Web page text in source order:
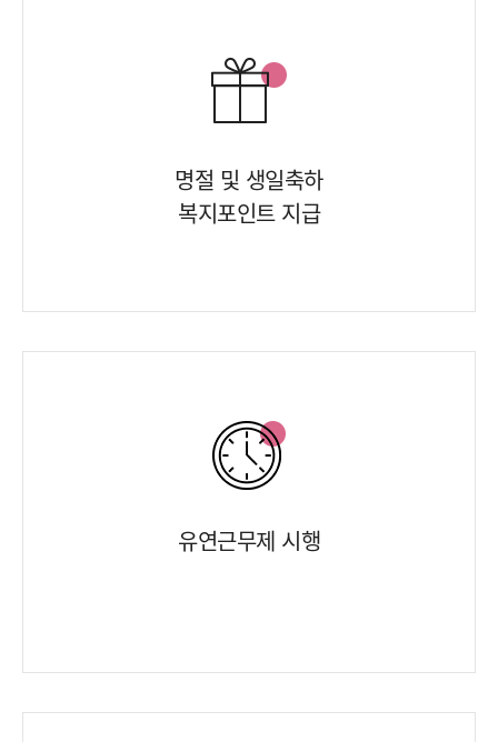
명절 및 생일축하
복지포인트 지급
유연근무제 시행